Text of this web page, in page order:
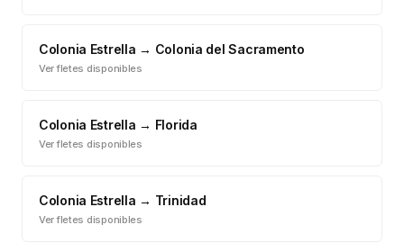
Colonia Estrella → Colonia del Sacramento
Ver fletes disponibles
Colonia Estrella → Florida
Ver fletes disponibles
Colonia Estrella → Trinidad
Ver fletes disponibles